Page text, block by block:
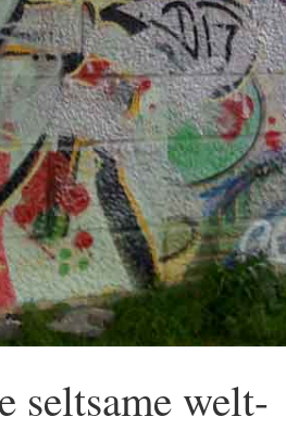
seltsame welt-